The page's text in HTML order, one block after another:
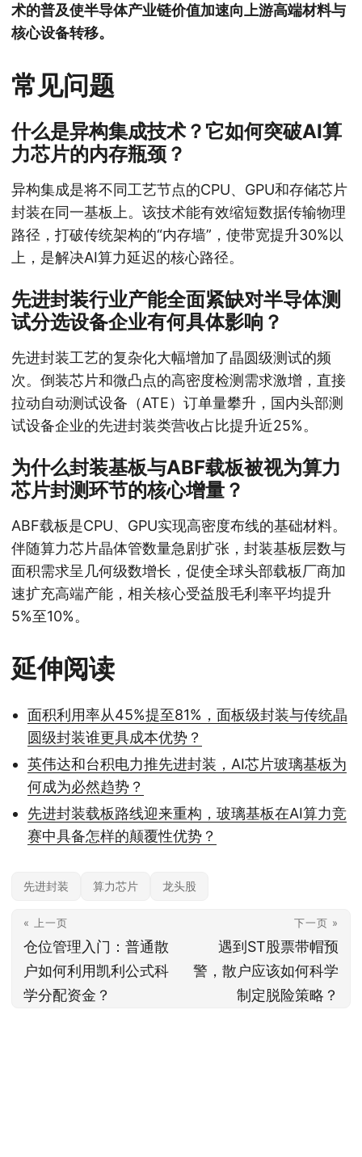
术的普及使半导体产业链价值加速向上游高端材料与
核心设备转移。
常见问题
什么是异构集成技术？它如何突破AI算
力芯片的内存瓶颈？
异构集成是将不同工艺节点的CPU、GPU和存储芯片
封装在同一基板上。该技术能有效缩短数据传输物理
路径，打破传统架构的“内存墙”，使带宽提升30%以
上，是解决AI算力延迟的核心路径。
先进封装行业产能全面紧缺对半导体测
试分选设备企业有何具体影响？
先进封装工艺的复杂化大幅增加了晶圆级测试的频
次。倒装芯片和微凸点的高密度检测需求激增，直接
拉动自动测试设备（ATE）订单量攀升，国内头部测
试设备企业的先进封装类营收占比提升近25%。
为什么封装基板与ABF载板被视为算力
芯片封测环节的核心增量？
ABF载板是CPU、GPU实现高密度布线的基础材料。
伴随算力芯片晶体管数量急剧扩张，封装基板层数与
面积需求呈几何级数增长，促使全球头部载板厂商加
速扩充高端产能，相关核心受益股毛利率平均提升
5%至10%。
延伸阅读
面积利用率从45%提至81%，面板级封装与传统晶
圆级封装谁更具成本优势？
英伟达和台积电力推先进封装，AI芯片玻璃基板为
何成为必然趋势？
先进封装载板路线迎来重构，玻璃基板在AI算力竞
赛中具备怎样的颠覆性优势？
先进封装 算力芯片 龙头股
« 上一页
仓位管理入门：普通散
户如何利用凯利公式科
学分配资金？
下一页 »
遇到ST股票带帽预
警，散户应该如何科学
制定脱险策略？